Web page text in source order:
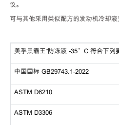
议。
可与其他采用类似配方的发动机冷却液
美孚黑霸王™防冻液 -35°C 符合下列
中国国标 GB29743.1-2022
ASTM D6210
ASTM D3306